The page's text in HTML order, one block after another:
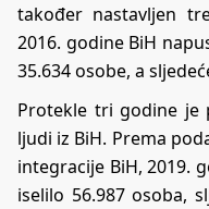
također nastavljen
2016. godine BiH
35.634 osobe, a
Protekle tri godine je
ljudi iz BiH. Prema
integracije BiH, 2019.
iselilo 56.987 osoba,